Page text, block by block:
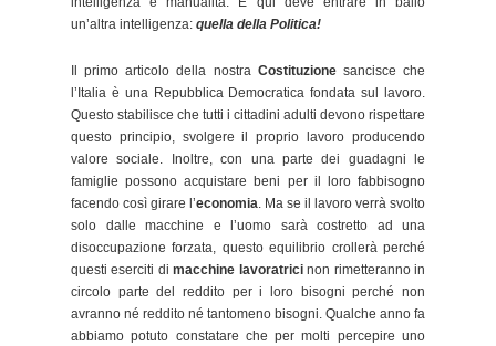
un’altra intelligenza: quella della Politica!
Il primo articolo della nostra Costituzionesancisce che
l’Italia è una Repubblica Democratica fondata sul lavoro.
Questo stabilisce che tutti i cittadini adulti devono rispettare
questo principio, svolgere il proprio lavoro producendo
valore sociale. Inoltre, con una parte dei guadagni le
famiglie possono acquistare beni per il loro fabbisogno
facendo così girare l’economia. Ma se il lavoro verrà svolto
solo dalle macchine e l’uomo sarà costretto ad una
disoccupazione forzata, questo equilibrio crollerà perché
questi eserciti di macchine lavoratricinon rimetteranno in
circolo parte del reddito per i loro bisogni perché non
avranno né reddito né tantomeno bisogni. Qualche anno fa
abbiamo potuto constatare che per molti percepire uno